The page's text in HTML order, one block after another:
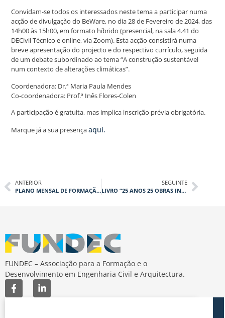
Convidam-se todos os interessados neste tema a participar numa
acção de divulgação do BeWare, no dia 28 de Fevereiro de 2024, das
14h00 às 15h00, em formato híbrido (presencial, na sala 4.41 do
DECivil Técnico e online, via Zoom). Esta acção consistirá numa
breve apresentação do projecto e do respectivo currículo, seguida
de um debate subordinado ao tema “A construção sustentável
num contexto de alterações climáticas”.
Coordenadora: Dr.ª Maria Paula Mendes
Co-coordenadora: Prof.ª Inês Flores-Colen
A participação é gratuita, mas implica inscrição prévia obrigatória.
Marque já a sua presençaaqui.
ANTERIOR
PLANO MENSAL DE FORMAÇÃO – MARÇO 2024
SEGUINTE
LIVRO “25 ANOS 25 OBRAS INTERNACIONAIS”
FUNDEC – Associação para a Formação e o
Desenvolvimento em Engenharia Civil e Arquitectura.